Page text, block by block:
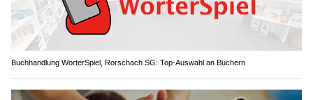
Buchhandlung WörterSpiel, Rorschach SG: Top-Auswahl an Büchern